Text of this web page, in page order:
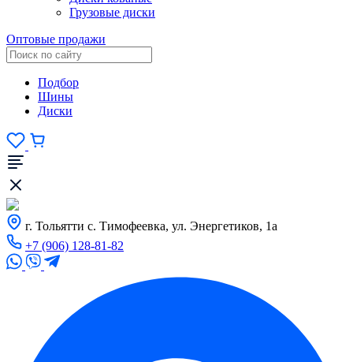
Грузовые диски
Оптовые продажи
Подбор
Шины
Диски
г. Тольятти с. Тимофеевка, ул. Энергетиков, 1а
+7 (906) 128-81-82